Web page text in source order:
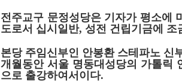
전주교구 문정성당은 기자가 평소에
도로서 십시일반, 성전 건립기금에
본당 주임신부인 안봉환 스테파노 신
개월동안 서울 명동대성당의 가톨릭
으로 출강하여서이다.